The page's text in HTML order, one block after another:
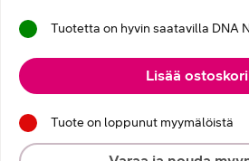
Tuotetta on hyvin saatavilla DNA
Lisää
Tuote on loppunut myymälöistä